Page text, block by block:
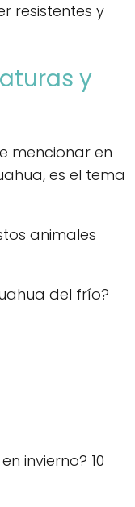
resistentes y
y
mencionar en
es el tema
animales
del frío?
invierno? 10